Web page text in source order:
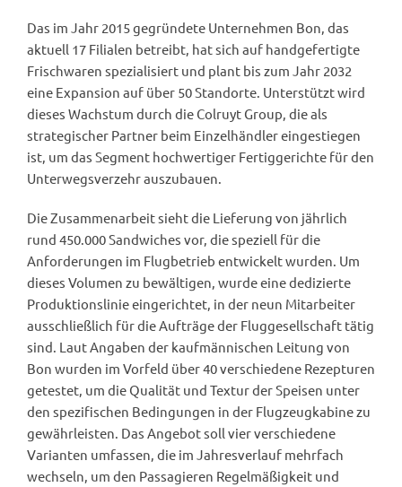
Das im Jahr 2015 gegründete Unternehmen Bon, das
aktuell 17 Filialen betreibt, hat sich auf handgefertigte
Frischwaren spezialisiert und plant bis zum Jahr 2032
eine Expansion auf über 50 Standorte. Unterstützt wird
dieses Wachstum durch die Colruyt Group, die als
strategischer Partner beim Einzelhändler eingestiegen
ist, um das Segment hochwertiger Fertiggerichte für den
Unterwegsverzehr auszubauen.
Die Zusammenarbeit sieht die Lieferung von jährlich
rund 450.000 Sandwiches vor, die speziell für die
Anforderungen im Flugbetrieb entwickelt wurden. Um
dieses Volumen zu bewältigen, wurde eine dedizierte
Produktionslinie eingerichtet, in der neun Mitarbeiter
ausschließlich für die Aufträge der Fluggesellschaft tätig
sind. Laut Angaben der kaufmännischen Leitung von
Bon wurden im Vorfeld über 40 verschiedene Rezepturen
getestet, um die Qualität und Textur der Speisen unter
den spezifischen Bedingungen in der Flugzeugkabine zu
gewährleisten. Das Angebot soll vier verschiedene
Varianten umfassen, die im Jahresverlauf mehrfach
wechseln, um den Passagieren Regelmäßigkeit und